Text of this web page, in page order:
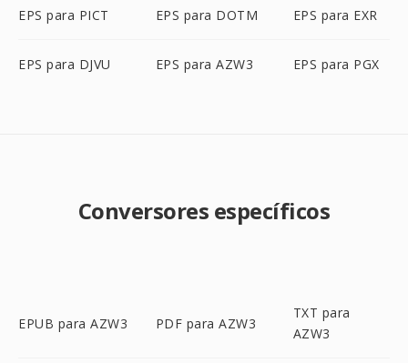
EPS para PICT EPS para DOTM EPS para EXR
EPS para DJVU EPS para AZW3 EPS para PGX
Conversores específicos
EPUB para AZW3 PDF para AZW3
TXT para
AZW3